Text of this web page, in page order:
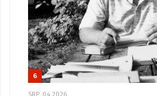
6